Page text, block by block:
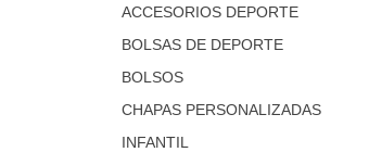
ACCESORIOS DEPORTE
BOLSAS DE DEPORTE
BOLSOS
CHAPAS PERSONALIZADAS
INFANTIL